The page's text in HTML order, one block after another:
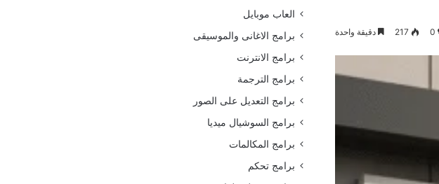
0
217 دقيقة واحدة
العاب موبايل
برامج الاغانى والموسيقى
برامج الانترنت
برامج الترجمة
برامج التعديل على الصور
برامج السوشيال ميديا
برامج المكالمات
برامج تحكم